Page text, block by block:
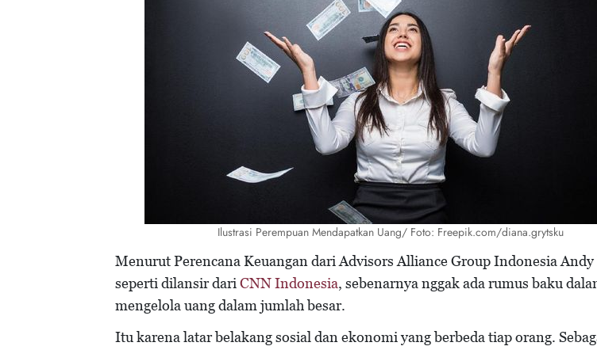
Ilustrasi Perempuan Mendapatkan Uang/ Foto: Freepik.com/diana.grytsku
Menurut Perencana Keuangan dari Advisors Alliance Group Indonesia
seperti dilansir dariCNN Indonesia, sebenarnya nggak ada rumus baku
mengelola uang dalam jumlah besar.
Itu karena latar belakang sosial dan ekonomi yang berbeda tiap orang.